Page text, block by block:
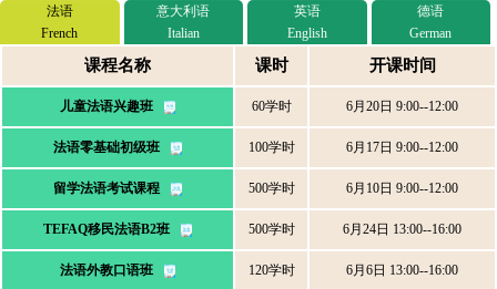
法语
French
意大利语
Italian
英语
English
德语
German
课程名称 课时 开课时间
儿童法语兴趣班 60学时 6月20日 9:00--12:00
法语零基础初级班 100学时 6月17日 9:00--12:00
留学法语考试课程 500学时 6月10日 9:00--12:00
TEFAQ移民法语B2班 500学时 6月24日 13:00--16:00
法语外教口语班 120学时 6月6日 13:00--16:00